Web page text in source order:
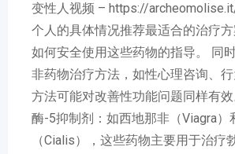
变性人视频 – https://
个人的具体情况推荐最适合的治疗
如何安全使用这些药物的指导。 同
非药物治疗方法，如性心理咨询、
方法可能对改善性功能问题同样有
酶-5抑制剂：如西地那非（Viagra）
（Cialis），这些药物主要用于治疗